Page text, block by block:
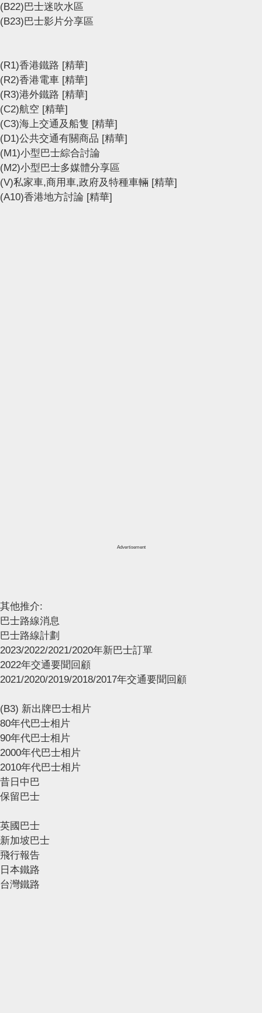
(B22)巴士迷吹水區
(B23)巴士影片分享區
(R1)香港鐵路 [精華]
(R2)香港電車 [精華]
(R3)港外鐵路 [精華]
(C2)航空 [精華]
(C3)海上交通及船隻 [精華]
(D1)公共交通有關商品 [精華]
(M1)小型巴士綜合討論
(M2)小型巴士多媒體分享區
(V)私家車,商用車,政府及特種車輛 [精華]
(A10)香港地方討論 [精華]
Advertisement
其他推介:
巴士路線消息
巴士路線計劃
2023/2022/2021/2020年新巴士訂單
2022年交通要聞回顧
2021/2020/2019/2018/2017年交通要聞回顧
(B3) 新出牌巴士相片
80年代巴士相片
90年代巴士相片
2000年代巴士相片
2010年代巴士相片
昔日中巴
保留巴士
英國巴士
新加坡巴士
飛行報告
日本鐵路
台灣鐵路